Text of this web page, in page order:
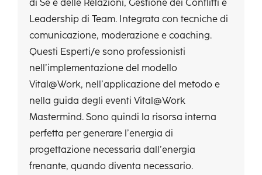
di Sé e delle Relazioni, Gestione dei Conflitti e
Leadership di Team. Integrata con tecniche di
comunicazione, moderazione e coaching.
Questi Esperti/e sono professionisti
nell’implementazione del modello
Vital@Work, nell’applicazione del metodo e
nella guida degli eventi Vital@Work
Mastermind. Sono quindi la risorsa interna
perfetta per generare l’energia di
progettazione necessaria dall’energia
frenante, quando diventa necessario.